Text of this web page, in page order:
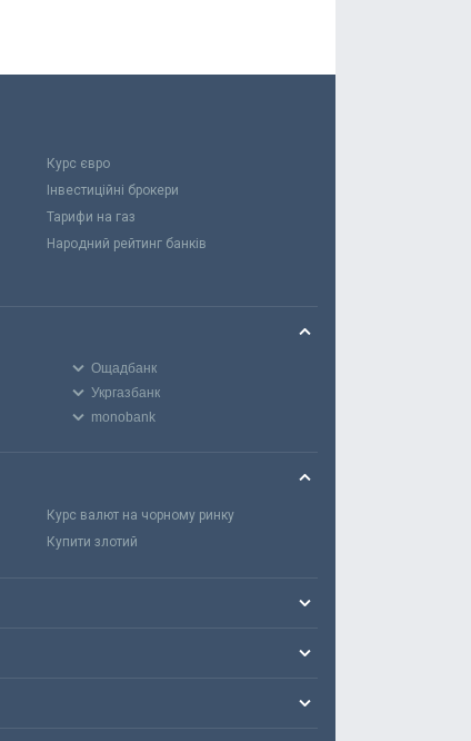
Курс євро
Інвестиційні брокери
Тарифи на газ
Народний рейтинг банків
Ощадбанк
Укргазбанк
monobank
Курс валют на чорному ринку
Купити злотий